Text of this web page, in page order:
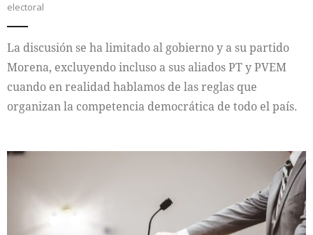
electoral
La discusión se ha limitado al gobierno y a su partido
Morena, excluyendo incluso a sus aliados PT y PVEM
cuando en realidad hablamos de las reglas que
organizan la competencia democrática de todo el país.